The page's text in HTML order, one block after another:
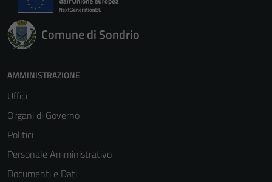
Comune di Sondrio
AMMINISTRAZIONE
Uffici
Organi di Governo
Politici
Personale Amministrativo
Documenti e Dati